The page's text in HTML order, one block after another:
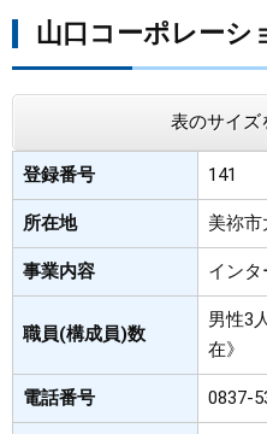
山口コーポレーシ
表のサイズ
登録番号 141
所在地 美祢市
事業内容 イン
職員(構成員)数
男性3
在》
電話番号 0837-